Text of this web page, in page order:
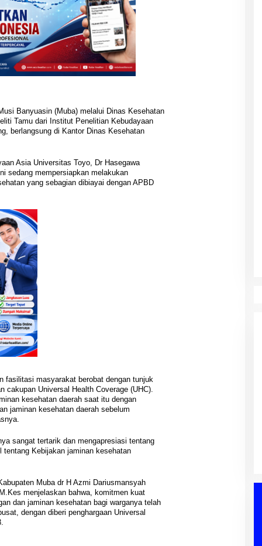
Banyuasin (Muba) melalui Dinas Kesehatan
Tamu dari Institut Penelitian Kebudayaan
berlangsung di Kantor Dinas Kesehatan
Asia Universitas Toyo, Dr Hasegawa
sedang mempersiapkan melakukan
yang sebagian dibiayai dengan APBD
fasilitasi masyarakat berobat dengan tunjuk
Universal Health Coverage (UHC).
kesehatan daerah saat itu dengan
jaminan kesehatan daerah sebelum
sangat tertarik dan mengapresiasi tentang
tentang Kebijakan jaminan kesehatan
Muba dr H Azmi Dariusmansyah
menjelaskan bahwa, komitmen kuat
dan jaminan kesehatan bagi warganya telah
dengan diberi penghargaan Universal
Muba
Daerah
| 04/08/2026
PWI Sumsel Tindak Lanjut
Siapkan Konferkap IV
PERS, PWI, Sumatera Selatan